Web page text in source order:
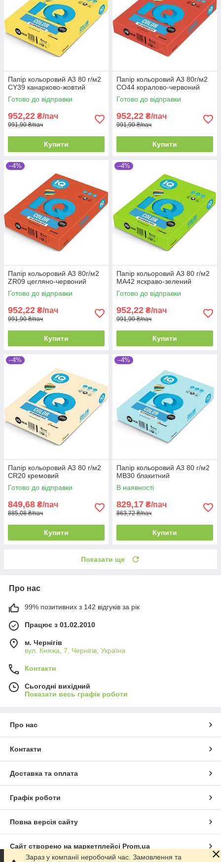
Папір кольоровий А3 80 г/м2
CY39 канарково-жовтий
Готово до відправки
952,22 ₴/пач
991,90 ₴/пач
Купити
Папір кольоровий А3 80г/м2
CO44 коралово-червоний
Готово до відправки
952,22 ₴/пач
991,90 ₴/пач
Купити
–4%
Папір кольоровий А3 80г/м2
ZR09 цегляно-червоний
Готово до відправки
952,22 ₴/пач
991,90 ₴/пач
Купити
–4%
Папір кольоровий А3 80 г/м2
MA42 яскраво-зелений
Готово до відправки
952,22 ₴/пач
991,90 ₴/пач
Купити
–4%
Папір кольоровий А3 80 г/м2
CR20 кремовий
Готово до відправки
849,68 ₴/пач
885,08 ₴/пач
Купити
–4%
Папір кольоровий А3 80 г/м2
MB30 блакитний
В наявності
829,17 ₴/пач
863,72 ₴/пач
Купити
Показати ще
Про нас
99% позитивних з 142 відгуків за рік
Працює з 01.02.2010
м. Чернігів
вул. Княжа, 7, Чернігів, Україна
Контакти
Сьогодні вихідний
Показати весь графік роботи
Про нас
Контакти
Доставка та оплата
Графік роботи
Повна версія сайту
Сайт створено на маркетплейсі Prom.ua
Зараз у компанії неробочий час. Замовлення та